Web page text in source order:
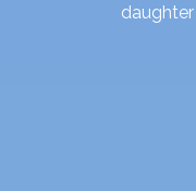
daughter